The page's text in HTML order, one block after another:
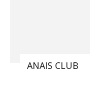
ANAIS CLUB